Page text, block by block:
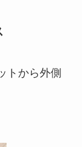
トから外側